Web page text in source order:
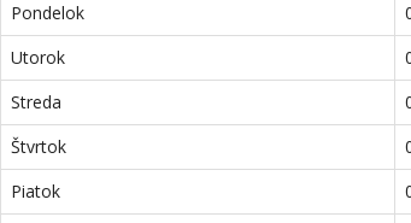
Pondelok
Utorok
Streda
Štvrtok
Piatok